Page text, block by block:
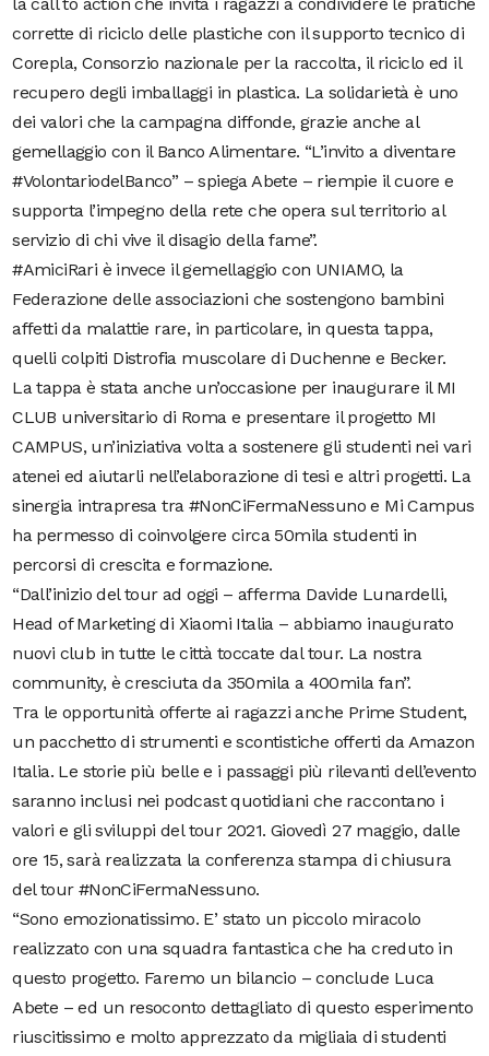
corrette di riciclo delle plastiche con il supporto tecnico di
Corepla, Consorzio nazionale per la raccolta, il riciclo ed il
recupero degli imballaggi in plastica. La solidarietà è uno
dei valori che la campagna diffonde, grazie anche al
gemellaggio con il Banco Alimentare. “L’invito a diventare
#VolontariodelBanco” – spiega Abete – riempie il cuore e
supporta l’impegno della rete che opera sul territorio al
servizio di chi vive il disagio della fame”.
#AmiciRari è invece il gemellaggio con UNIAMO, la
Federazione delle associazioni che sostengono bambini
affetti da malattie rare, in particolare, in questa tappa,
quelli colpiti Distrofia muscolare di Duchenne e Becker.
La tappa è stata anche un’occasione per inaugurare il MI
CLUB universitario di Roma e presentare il progetto MI
CAMPUS, un’iniziativa volta a sostenere gli studenti nei vari
atenei ed aiutarli nell’elaborazione di tesi e altri progetti. La
sinergia intrapresa tra #NonCiFermaNessuno e Mi Campus
ha permesso di coinvolgere circa 50mila studenti in
percorsi di crescita e formazione.
“Dall’inizio del tour ad oggi – afferma Davide Lunardelli,
Head of Marketing di Xiaomi Italia – abbiamo inaugurato
nuovi club in tutte le città toccate dal tour. La nostra
community, è cresciuta da 350mila a 400mila fan”.
Tra le opportunità offerte ai ragazzi anche Prime Student,
un pacchetto di strumenti e scontistiche offerti da Amazon
Italia. Le storie più belle e i passaggi più rilevanti dell’evento
saranno inclusi nei podcast quotidiani che raccontano i
valori e gli sviluppi del tour 2021. Giovedì 27 maggio, dalle
ore 15, sarà realizzata la conferenza stampa di chiusura
del tour #NonCiFermaNessuno.
“Sono emozionatissimo. E’ stato un piccolo miracolo
realizzato con una squadra fantastica che ha creduto in
questo progetto. Faremo un bilancio – conclude Luca
Abete – ed un resoconto dettagliato di questo esperimento
riuscitissimo e molto apprezzato da migliaia di studenti